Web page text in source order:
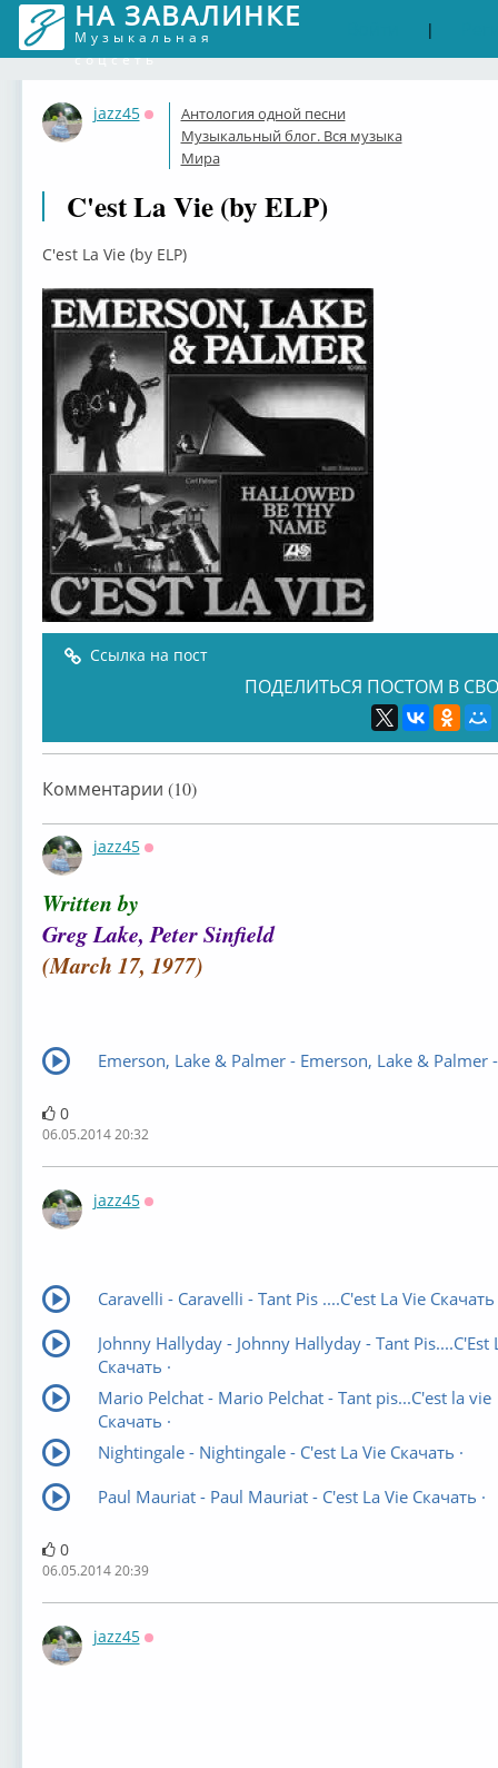
НА ЗАВАЛИНКЕ
Музыкальная
соцсеть
|
jazz45
Оффлайн
Антология одной песни
Музыкальный блог. Вся музыка
Мира
C'est La Vie (by ELP)
C'est La Vie (by ELP)
Ссылка на пост
ПОДЕЛИТЬСЯ ПОСТОМ В
Комментарии (10)
jazz45
Written by
Greg Lake, Peter Sinfield
(March 17, 1977)
Emerson, Lake & Palmer - Emerson, Lake & Palmer -
0
06.05.2014 20:32
jazz45
Caravelli - Caravelli - Tant Pis ....C'est La Vie Скачать
Johnny Hallyday - Johnny Hallyday - Tant Pis....C'Est
Скачать ·
Mario Pelchat - Mario Pelchat - Tant pis...C'est la vie
Скачать ·
Nightingale - Nightingale - C'est La Vie Скачать ·
Paul Mauriat - Paul Mauriat - C'est La Vie Скачать ·
0
06.05.2014 20:39
jazz45